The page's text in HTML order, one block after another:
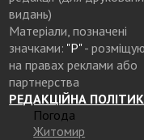
видань)
Матеріали, позначені
значками: "Р"-
на правах реклами або
партнерства
РЕДАКЦІЙНА
Погода
Житомир